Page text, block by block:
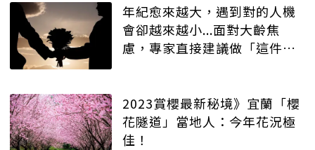
年紀愈來越大，遇到對的人機
會卻越來越小...面對大齡焦
慮，專家直接建議做「這件
2023賞櫻最新秘境》宜蘭「櫻
花隧道」當地人：今年花況極
佳！